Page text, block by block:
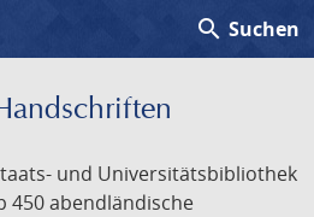
search Suchen
und Universitätsbibliothek
450 abendländische